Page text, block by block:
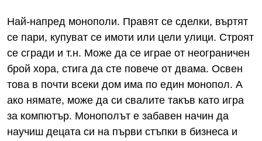
Най-напред монополи. Правят се сделки, въртят
се пари, купуват се имоти или цели улици. Строят
се сгради и т.н. Може да се играе от неограничен
брой хора, стига да сте повече от двама. Освен
това в почти всеки дом има по един монопол. А
ако нямате, може да си свалите такъв като игра
за компютър. Монополът е забавен начин да
научиш децата си на първи стъпки в бизнеса и